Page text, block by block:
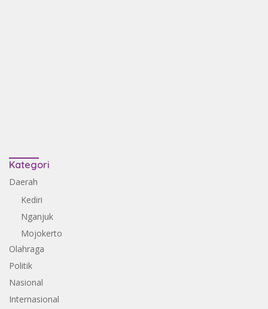
Kategori
Daerah
Kediri
Nganjuk
Mojokerto
Olahraga
Politik
Nasional
Internasional